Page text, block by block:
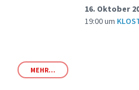
16. Oktober
19:00um
MEHR...